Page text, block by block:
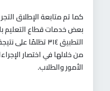
كما تم متابعة الإطلاق
بعض خدمات قطاع التعليم
التطبيق ٣١٤
من خلالها في اختصار
الأمور والطلاب.